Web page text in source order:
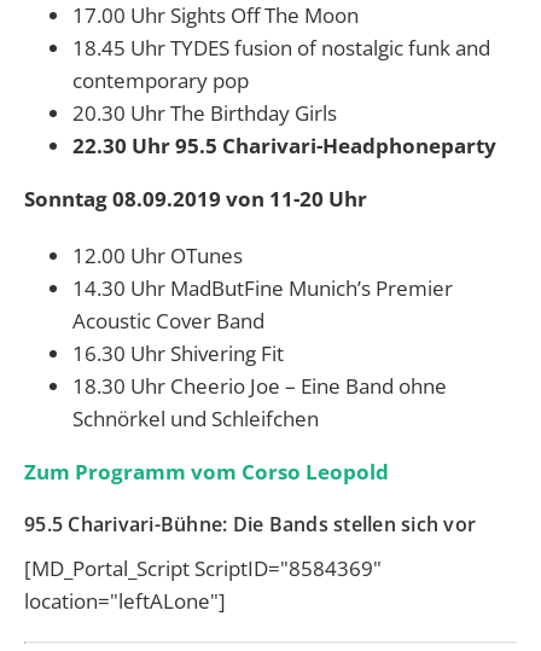
17.00 Uhr Sights Off The Moon
18.45 Uhr TYDES fusion of nostalgic funk and
contemporary pop
20.30 Uhr The Birthday Girls
22.30 Uhr 95.5 Charivari-Headphoneparty
Sonntag 08.09.2019 von 11-20 Uhr
12.00 Uhr OTunes
14.30 Uhr MadButFine Munich’s Premier
Acoustic Cover Band
16.30 Uhr Shivering Fit
18.30 Uhr Cheerio Joe – Eine Band ohne
Schnörkel und Schleifchen
Zum Programm vom Corso Leopold
95.5 Charivari-Bühne: Die Bands stellen sich vor
[MD_Portal_Script ScriptID="8584369"
location="leftALone"]